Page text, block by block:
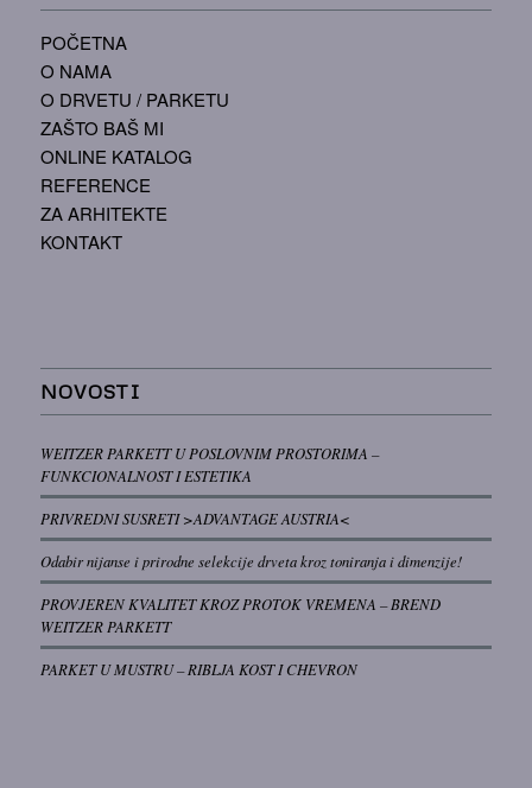
POČETNA
O NAMA
O DRVETU / PARKETU
ZAŠTO BAŠ MI
ONLINE KATALOG
REFERENCE
ZA ARHITEKTE
KONTAKT
NOVOSTI
WEITZER PARKETT U POSLOVNIM PROSTORIMA –
FUNKCIONALNOST I ESTETIKA
PRIVREDNI SUSRETI >ADVANTAGE AUSTRIA<
Odabir nijanse i prirodne selekcije drveta kroz toniranja i dimenzije!
PROVJEREN KVALITET KROZ PROTOK VREMENA – BREND
WEITZER PARKETT
PARKET U MUSTRU – RIBLJA KOST I CHEVRON